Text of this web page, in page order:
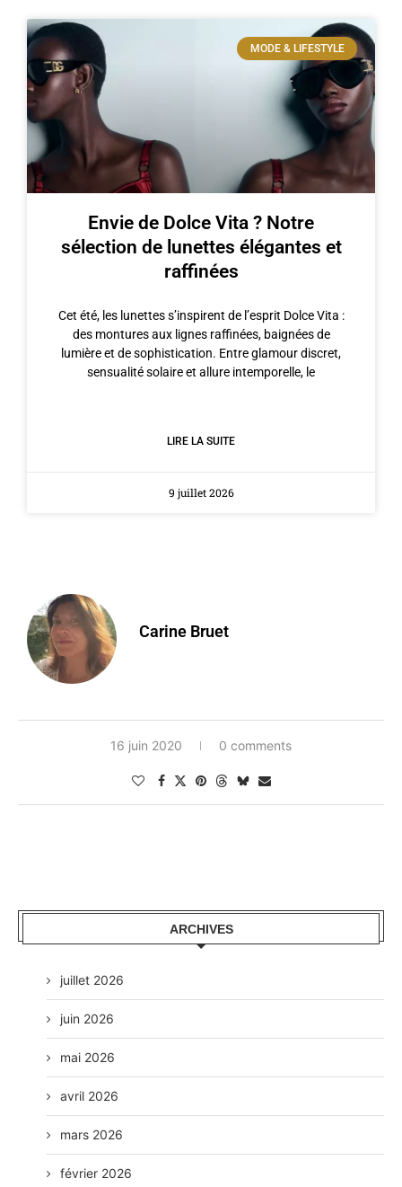
MODE & LIFESTYLE
Envie de Dolce Vita ? Notre
sélection de lunettes élégantes et
raffinées
Cet été, les lunettes s’inspirent de l’esprit Dolce Vita :
des montures aux lignes raffinées, baignées de
lumière et de sophistication. Entre glamour discret,
sensualité solaire et allure intemporelle, le
LIRE LA SUITE
9 juillet 2026
Carine Bruet
16 juin 2020 0 comments
ARCHIVES
juillet 2026
juin 2026
mai 2026
avril 2026
mars 2026
février 2026